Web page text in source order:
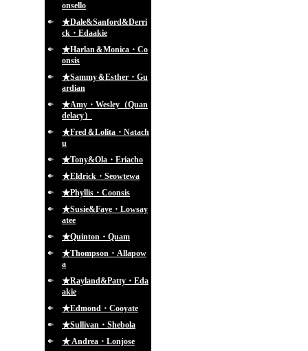
onsello
★Dale&Sanford&Derri
ck・Edaakie
★Harlan＆Monica・Co
onsis
★Sammy＆Esther・Gu
ardian
★Amy・Wesley（Quan
delacy）
★Fred＆Lolita・Natach
u
★Tony&Ola・Eriacho
★Eldrick・Seowtewa
★Phyllis・Coonsis
★Susie&Faye・Lowsay
atee
★Quinton・Quam
★Thompson・Allapow
a
★Rayland&Patty・Eda
akie
★Edmond・Cooyate
★Sullivan・Shebola
★ Andrea・Lonjose